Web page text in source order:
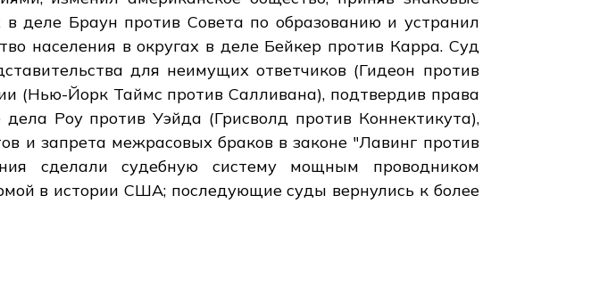
деле Браун против Совета по образованию и устранил
населения в округах в деле Бейкер против Карра. Суд
для неимущих ответчиков (Гидеон против
(Нью-Йорк Таймс против Салливана), подтвердив права
Роу против Уэйда (Грисволд против Коннектикута),
и запрета межрасовых браков в законе "Лавинг против
сделали судебную систему мощным проводником
в истории США; последующие суды вернулись к более